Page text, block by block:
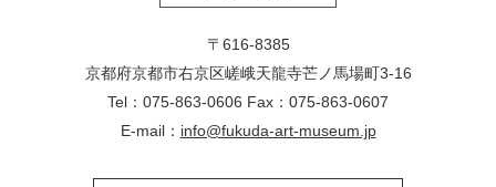
〒616-8385
京都府京都市右京区嵯峨天龍寺芒ノ馬場町3-16
Tel：075-863-0606 Fax：075-863-0607
E-mail： info@fukuda-art-museum.jp